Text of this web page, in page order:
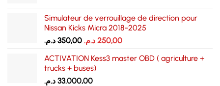
Simulateur de verrouillage de direction pour
Nissan Kicks Micra 2018-2025
350,00 د.م.
Le
initial
était :
250,00 د.م.
Le
actuel
ACTIVATION Kess3 master OBD ( agriculture +
trucks + buses)
33.000,00 د.م.